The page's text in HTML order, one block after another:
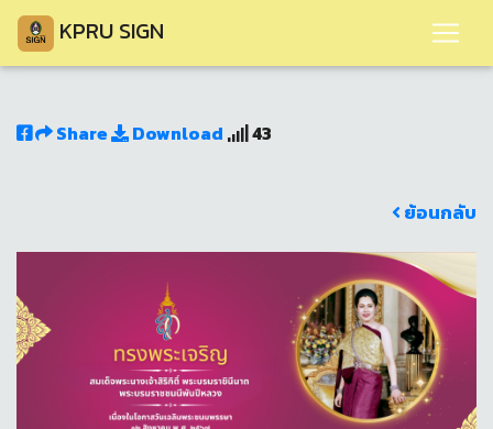
KPRU SIGN
Share Download 43
ย้อนกลับ